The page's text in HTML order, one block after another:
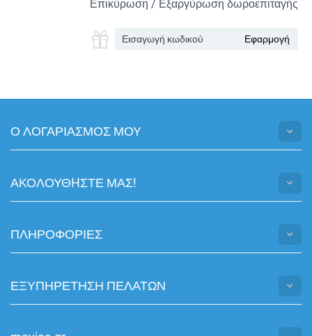
Επικύρωση / Εξαργύρωση δωροεπιταγής
Εφαρμογή
Ο ΛΟΓΑΡΙΑΣΜΟΣ ΜΟΥ
ΑΚΟΛΟΥΘHΣΤΕ ΜΑΣ!
ΠΛΗΡΟΦΟΡΙΕΣ
ΕΞΥΠΗΡΕΤΗΣΗ ΠΕΛΑΤΩΝ